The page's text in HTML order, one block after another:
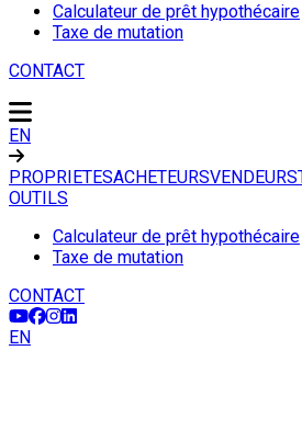
Calculateur de prêt hypothécaire
Taxe de mutation
CONTACT
EN
PROPRIETESACHETEURSVENDEURS
OUTILS
Calculateur de prêt hypothécaire
Taxe de mutation
CONTACT
EN